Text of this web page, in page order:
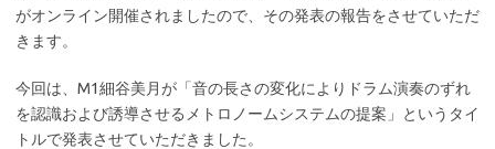
がオンライン開催されましたので、その発表の報告をさせていただ
きます。
今回は、M1細谷美月が「音の長さの変化によりドラム演奏のずれ
を認識および誘導させるメトロノームシステムの提案」というタイ
トルで発表させていただきました。